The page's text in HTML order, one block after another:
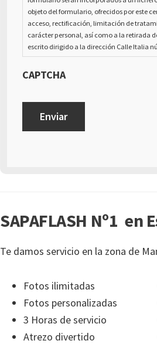
objeto del formulario, ofrecidos por este
acceso, rectificación, limitación de
carácter personal, así como a la retirada
escrito dirigido a la dirección Calle Italia
CAPTCHA
SAPAFLASH Nº1 en
Te damos servicio en la zona de
Fotos ilimitadas
Fotos personalizadas
3 Horas de servicio
Atrezo divertido